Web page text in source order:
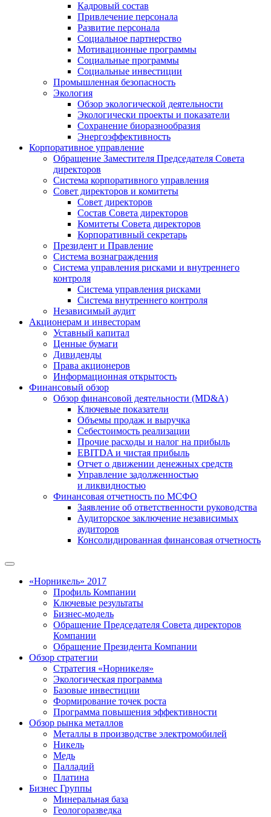
Кадровый состав
Привлечение персонала
Развитие персонала
Социальное партнерство
Мотивационные программы
Социальные программы
Социальные инвестиции
Промышленная безопасность
Экология
Обзор экологической деятельности
Экологически проекты и показатели
Сохранение биоразнообразия
Энергоэффективность
Корпоративное управление
Обращение Заместителя Председателя Совета
директоров
Система корпоративного управления
Совет директоров и комитеты
Совет директоров
Состав Совета директоров
Комитеты Совета директоров
Корпоративный секретарь
Президент и Правление
Система вознаграждения
Система управления рисками и внутреннего
контроля
Система управления рисками
Система внутреннего контроля
Независимый аудит
Акционерам и инвесторам
Уставный капитал
Ценные бумаги
Дивиденды
Права акционеров
Информационная открытость
Финансовый обзор
Обзор финансовой деятельности (MD&A)
Ключевые показатели
Объемы продаж и выручка
Себестоимость реализации
Прочие расходы и налог на прибыль
EBITDA и чистая прибыль
Отчет о движении денежных средств
Управление задолженностью
и ликвидностью
Финансовая отчетность по МСФО
Заявление об ответственности руководства
Аудиторское заключение независимых
аудиторов
Консолидированная финансовая отчетность
«Норникель» 2017
Профиль Компании
Ключевые результаты
Бизнес-модель
Обращение Председателя Совета директоров
Компании
Обращение Президента Компании
Обзор стратегии
Стратегия «Норникеля»
Экологическая программа
Базовые инвестиции
Формирование точек роста
Программа повышения эффективности
Обзор рынка металлов
Металлы в производстве электромобилей
Никель
Медь
Палладий
Платина
Бизнес Группы
Минеральная база
Геологоразведка